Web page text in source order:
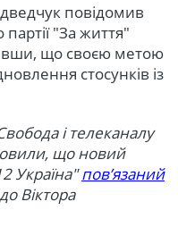
повідомив
"За життя"
що своєю метою
стосунків із
і телеканалу
що новий
Україна"пов’язаний
Віктора